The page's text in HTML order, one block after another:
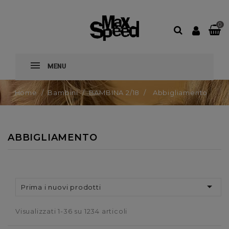
0
MENU
Home Bambini BAMBINA 2/18 Abbigliamento
ABBIGLIAMENTO
Prima i nuovi prodotti 
Visualizzati 1-36 su 1234 articoli